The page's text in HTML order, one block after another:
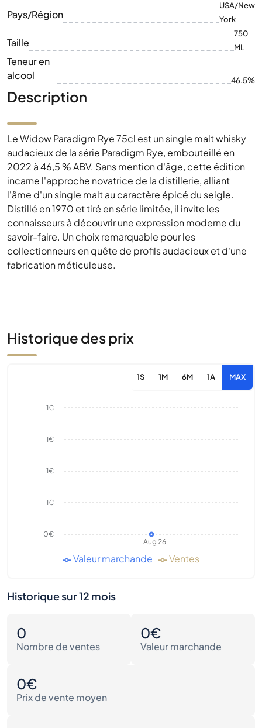
Pays/Région
USA/New
York
Taille
750
ML
Teneur en
alcool
46.5%
Description
Le Widow Paradigm Rye 75cl est un single malt whisky
audacieux de la série Paradigm Rye, embouteillé en
2022 à 46,5 % ABV. Sans mention d'âge, cette édition
incarne l'approche novatrice de la distillerie, alliant
l'âme d'un single malt au caractère épicé du seigle.
Distillé en 1970 et tiré en série limitée, il invite les
connaisseurs à découvrir une expression moderne du
savoir-faire. Un choix remarquable pour les
collectionneurs en quête de profils audacieux et d'une
fabrication méticuleuse.
Historique des prix
1S 1M 6M 1A MAX
Aug 26
0€
1€
1€
1€
1€
Valeur marchande Ventes
Historique sur 12 mois
0
Nombre de ventes
0€
Valeur marchande
0€
Prix de vente moyen